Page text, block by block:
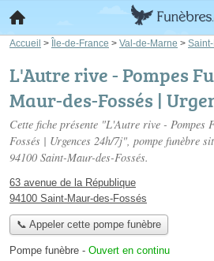
Accueil > Île-de-France > Val-de-Marne >
L'Autre rive - Pompes
Maur-des-Fossés |
Cette fiche présente "L'Autre rive - Pompes
Fossés | Urgences 24h/7j", pompe funèbre
94100 Saint-Maur-des-Fossés.
63 avenue de la République
94100 Saint-Maur-des-Fossés
📞 Appeler cette pompe funèbre
Pompe funèbre - Ouvert en continu